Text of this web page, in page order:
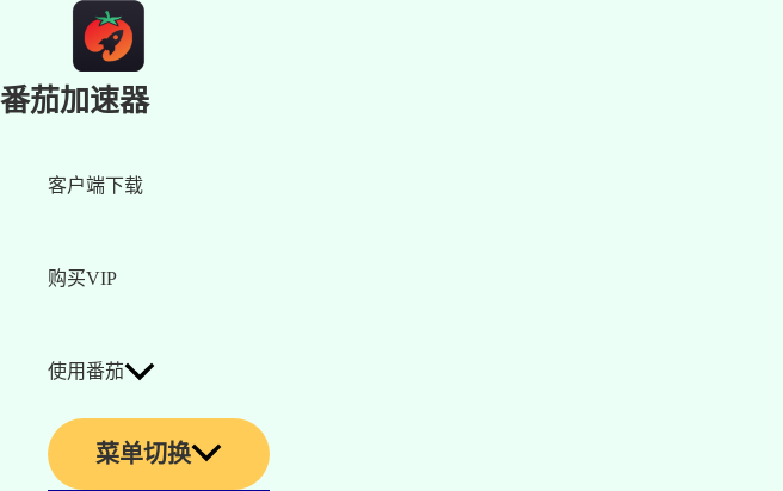
番茄加速器
客户端下载
购买VIP
使用番茄
菜单切换